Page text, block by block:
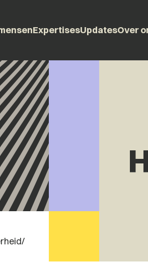
ExpertisesUpdatesOver
/